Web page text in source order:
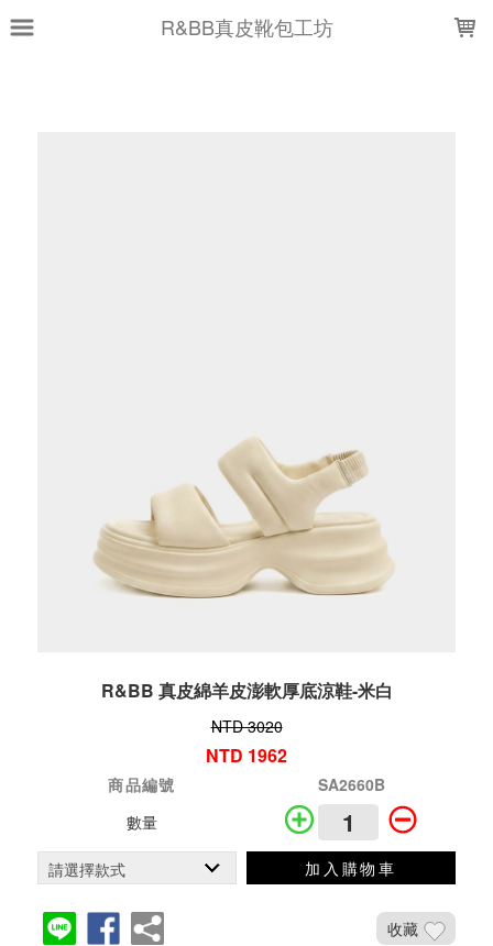
R&BB真皮靴包工坊
R&BB 真皮綿羊皮澎軟厚底涼鞋-米白
NTD 3020
NTD 1962
商品編號
SA2660B
數量
加入購物車
收藏